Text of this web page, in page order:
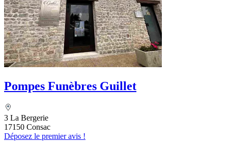
Pompes Funèbres Guillet
3 La Bergerie
17150 Consac
Déposez le premier avis !